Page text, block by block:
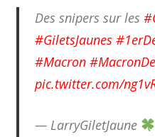
Des snipers sur les
#GiletsJaunes
#Macron
pic.twitter.com/
— LarryGiletJaune